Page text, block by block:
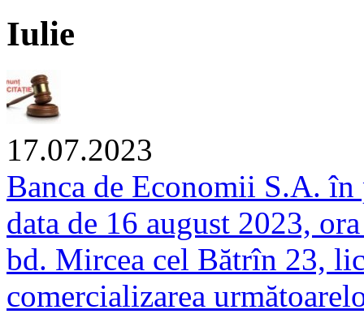
Iulie
17.07.2023
Banca de Economii S.A. în
data de 16 august 2023,
bd. Mircea cel Bătrîn 23,
comercializarea